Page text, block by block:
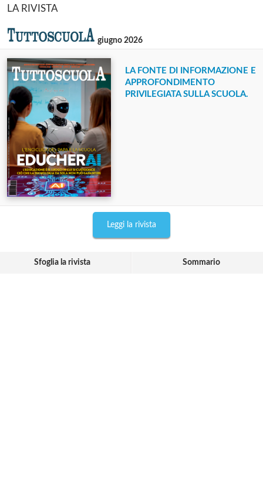
LA RIVISTA
giugno 2026
LA FONTE DI INFORMAZIONE E
APPROFONDIMENTO
PRIVILEGIATA SULLA SCUOLA.
Leggi la rivista
Sfoglia la rivista Sommario